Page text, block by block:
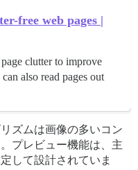
free web pages |
clutter to improve
also read pages out
ズムは画像の多いコン
プレビュー機能は、主
して設計されていま